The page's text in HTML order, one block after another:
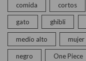
comida cortos
gato ghibli
medio alto mujer
negro One Piece